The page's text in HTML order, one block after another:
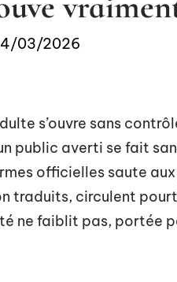
03/2026
s’ouvre sans
public averti se fait
officielles saute aux
traduits, circulent
ne faiblit pas, portée